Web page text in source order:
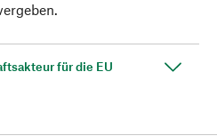
für die EU